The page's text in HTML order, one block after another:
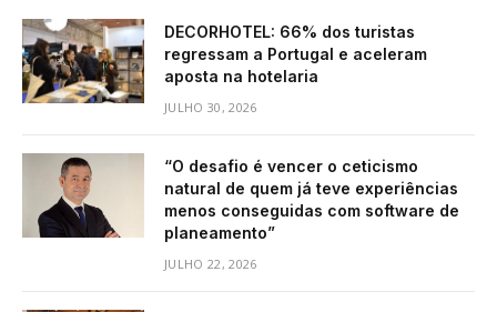
DECORHOTEL: 66% dos turistas
regressam a Portugal e aceleram
aposta na hotelaria
JULHO 30, 2026
“O desafio é vencer o ceticismo
natural de quem já teve experiências
menos conseguidas com software de
planeamento”
JULHO 22, 2026